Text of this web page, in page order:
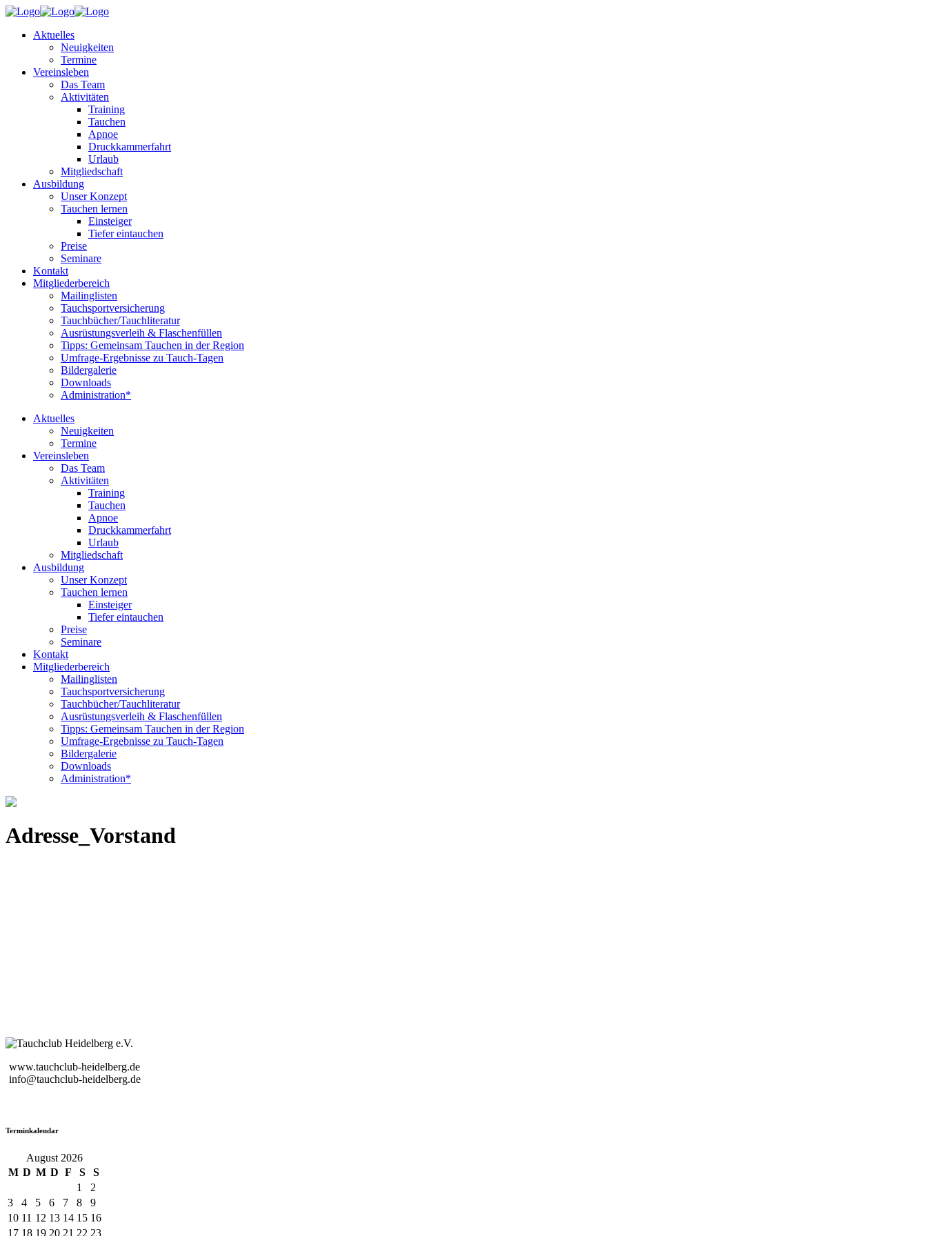
Aktuelles
Neuigkeiten
Termine
Vereinsleben
Das Team
Aktivitäten
Training
Tauchen
Apnoe
Druckkammerfahrt
Urlaub
Mitgliedschaft
Ausbildung
Unser Konzept
Tauchen lernen
Einsteiger
Tiefer eintauchen
Preise
Seminare
Kontakt
Mitgliederbereich
Mailinglisten
Tauchsportversicherung
Tauchbücher/Tauchliteratur
Ausrüstungsverleih & Flaschenfüllen
Tipps: Gemeinsam Tauchen in der Region
Umfrage-Ergebnisse zu Tauch-Tagen
Bildergalerie
Downloads
Administration*
Aktuelles
Neuigkeiten
Termine
Vereinsleben
Das Team
Aktivitäten
Training
Tauchen
Apnoe
Druckkammerfahrt
Urlaub
Mitgliedschaft
Ausbildung
Unser Konzept
Tauchen lernen
Einsteiger
Tiefer eintauchen
Preise
Seminare
Kontakt
Mitgliederbereich
Mailinglisten
Tauchsportversicherung
Tauchbücher/Tauchliteratur
Ausrüstungsverleih & Flaschenfüllen
Tipps: Gemeinsam Tauchen in der Region
Umfrage-Ergebnisse zu Tauch-Tagen
Bildergalerie
Downloads
Administration*
Adresse_Vorstand
www.tauchclub-heidelberg.de
info@tauchclub-heidelberg.de
Terminkalendar
August 2026
M D M D F S
S
1
2
3
4 5 6 7 8
9
10 11 12 13 14 15 16
17 18 19 20 21 22 23